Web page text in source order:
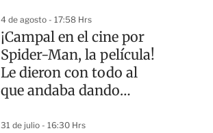
4 de agosto - 17:58 Hrs
¡Campal en el cine por
Spider-Man, la película!
Le dieron con todo al
que andaba dando
31 de julio - 16:30 Hrs